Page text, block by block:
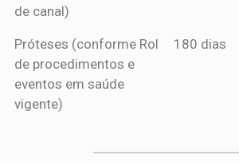
de canal)
Próteses (conforme Rol
de procedimentos e
eventos em saúde
vigente)
180 dias